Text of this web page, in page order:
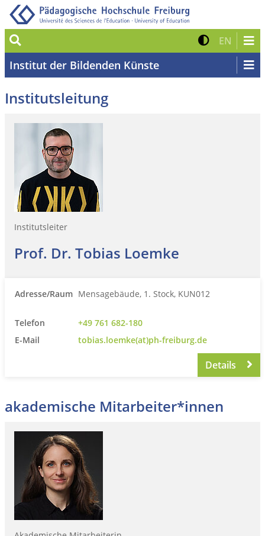
Suche Kontrast
EN Zur
Institut der Bildenden Künste
Institutsleitung
Institutsleiter
Prof. Dr. Tobias Loemke
Adresse/Raum Mensagebäude, 1. Stock, KUN012
Telefon
+49 761 682-180
E-Mail
tobias.loemke(at)ph-freiburg.de
Details
akademische Mitarbeiter*innen